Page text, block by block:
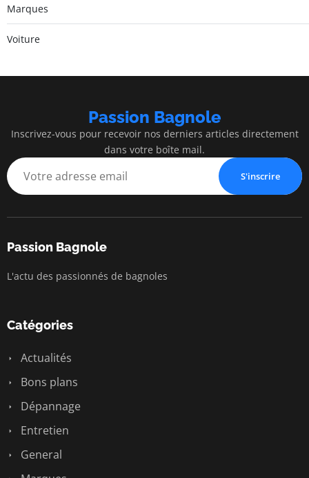
Marques
Voiture
Passion Bagnole
Inscrivez-vous pour recevoir nos derniers articles directement
dans votre boîte mail.
S'inscrire
Passion Bagnole
L'actu des passionnés de bagnoles
Catégories
Actualités
Bons plans
Dépannage
Entretien
General